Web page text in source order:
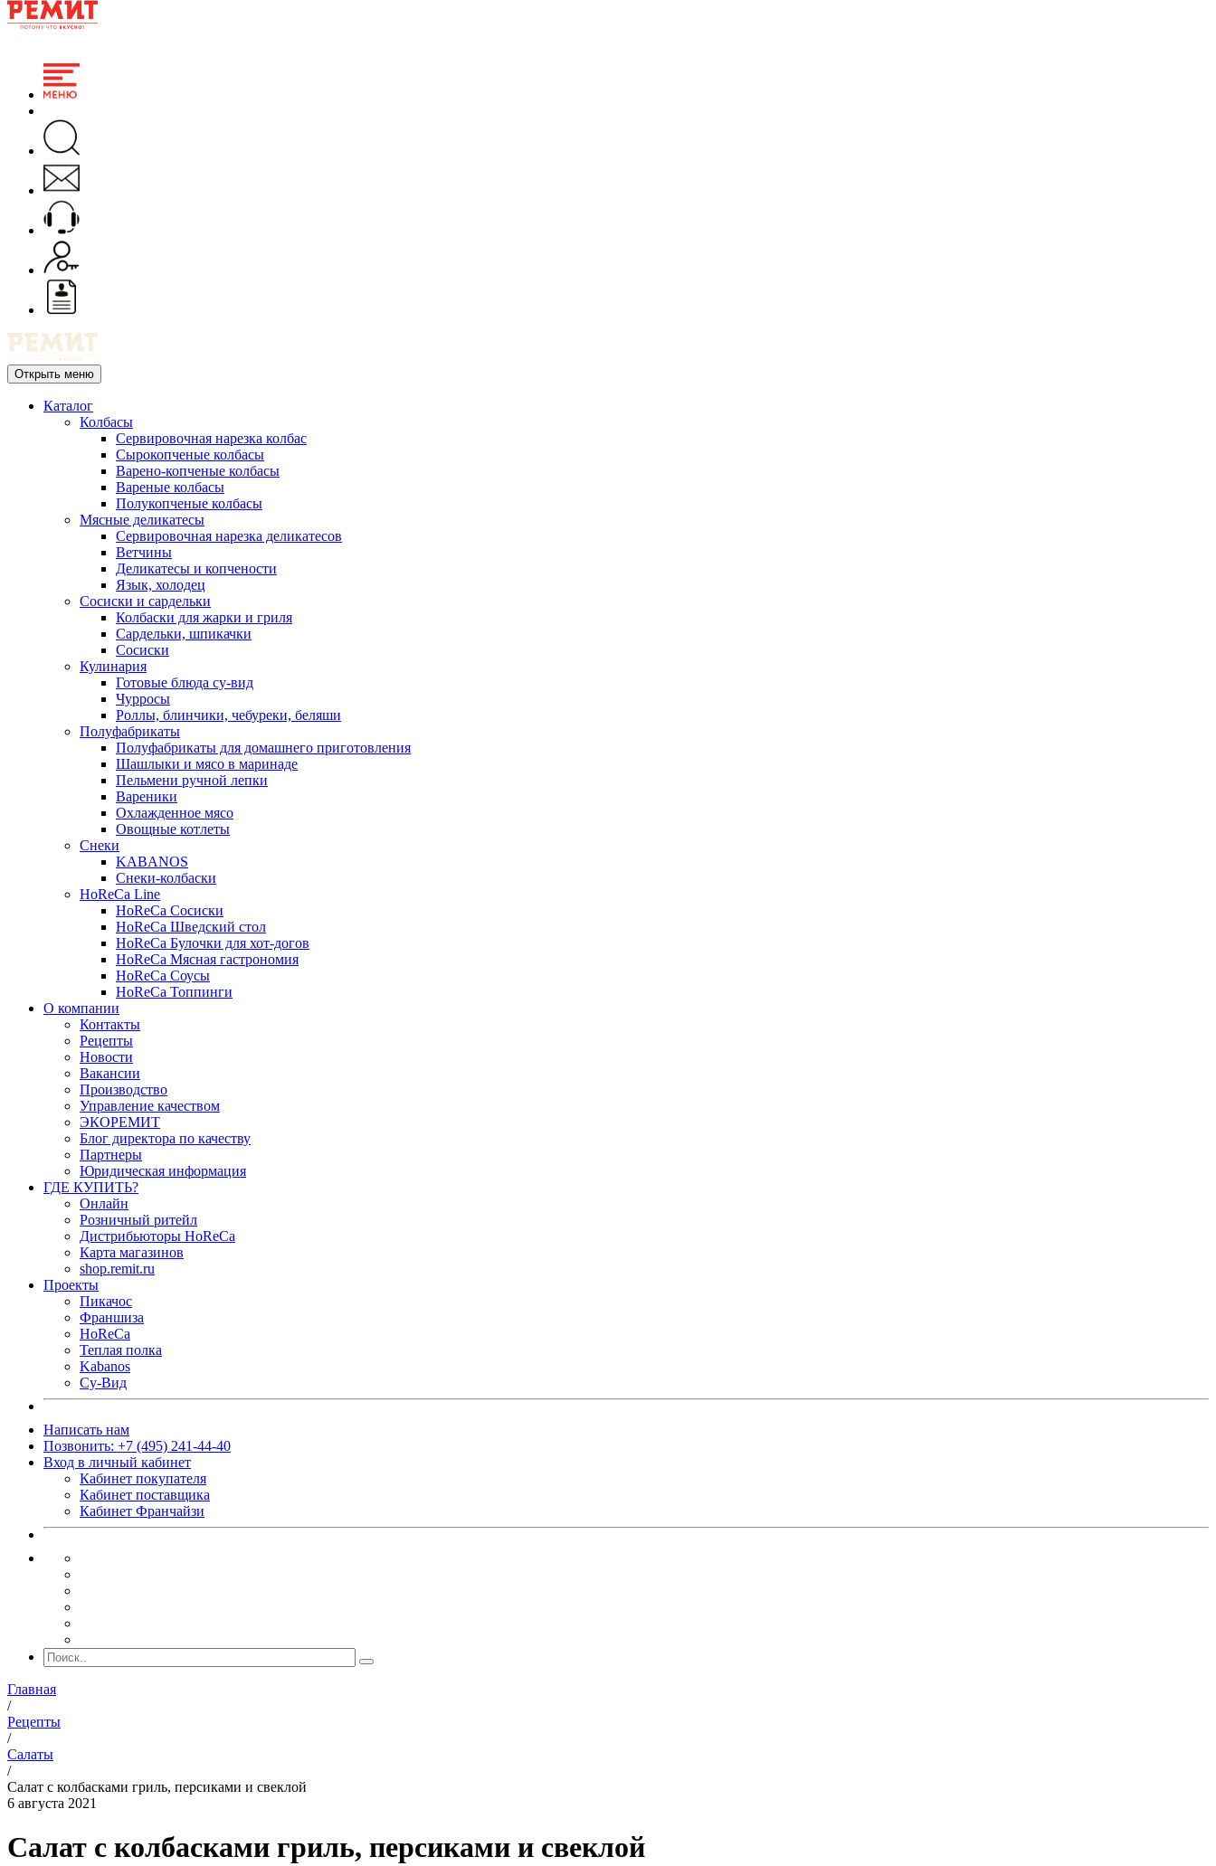
Открыть меню
Каталог
Колбасы
Сервировочная нарезка колбас
Сырокопченые колбасы
Варено-копченые колбасы
Вареные колбасы
Полукопченые колбасы
Мясные деликатесы
Сервировочная нарезка деликатесов
Ветчины
Деликатесы и копчености
Язык, холодец
Сосиски и сардельки
Колбаски для жарки и гриля
Сардельки, шпикачки
Сосиски
Кулинария
Готовые блюда су-вид
Чурросы
Роллы, блинчики, чебуреки, беляши
Полуфабрикаты
Полуфабрикаты для домашнего приготовления
Шашлыки и мясо в маринаде
Пельмени ручной лепки
Вареники
Охлажденное мясо
Овощные котлеты
Снеки
KABANOS
Снеки-колбаски
HoReCa Line
HoReCa Сосиски
HoReCa Шведский стол
HoReCa Булочки для хот-догов
HoReCa Мясная гастрономия
HoReCa Соусы
HoReCa Топпинги
О компании
Контакты
Рецепты
Новости
Вакансии
Производство
Управление качеством
ЭКОРЕМИТ
Блог директора по качеству
Партнеры
Юридическая информация
ГДЕ КУПИТЬ?
Онлайн
Розничный ритейл
Дистрибьюторы HoReCa
Карта магазинов
shop.remit.ru
Проекты
Пикачос
Франшиза
HoReCa
Теплая полка
Kabanos
Су-Вид
Написать нам
Позвонить: +7 (495) 241-44-40
Вход в личный кабинет
Кабинет покупателя
Кабинет поставщика
Кабинет Франчайзи
Главная
/
Рецепты
/
Салаты
/
Салат с колбасками гриль, персиками и свеклой
6 августа 2021
Салат с колбасками гриль, персиками и свеклой